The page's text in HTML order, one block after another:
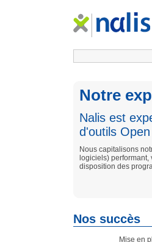
Notre
Nalis est
d'outils
Nous capitalisons
logiciels)
disposition des
Nos succès
Mise en